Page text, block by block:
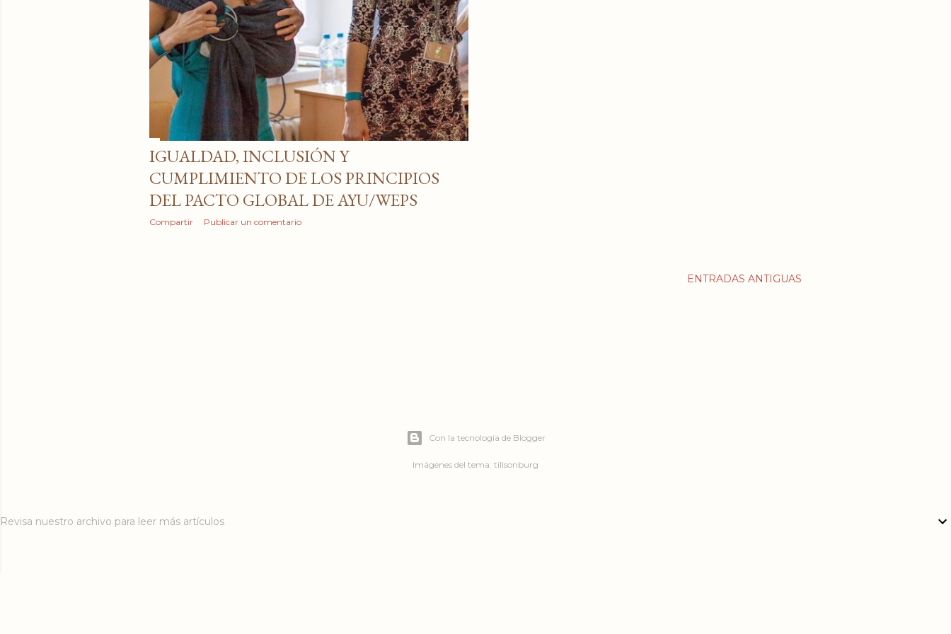
IGUALDAD, INCLUSIÓN Y
CUMPLIMIENTO DE LOS PRINCIPIOS
DEL PACTO GLOBAL DE AYU/WEPS
Compartir Publicar un comentario
ENTRADAS ANTIGUAS
Con la tecnología de Blogger
Imágenes del tema: tillsonburg
Revisa nuestro archivo para leer más artículos